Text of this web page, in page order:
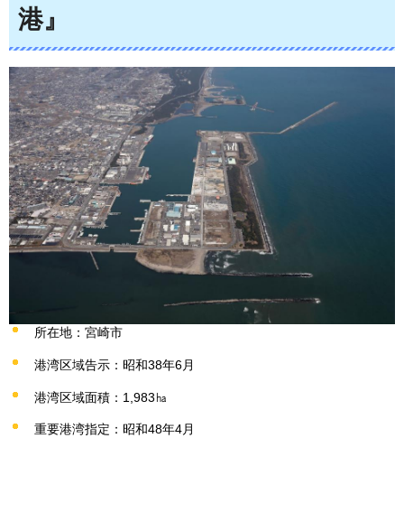
港』
所在地：宮崎市
港湾区域告示：昭和38年6月
港湾区域面積：1,983㏊
重要港湾指定：昭和48年4月